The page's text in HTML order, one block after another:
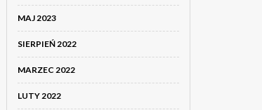
MAJ 2023
SIERPIEŃ 2022
MARZEC 2022
LUTY 2022